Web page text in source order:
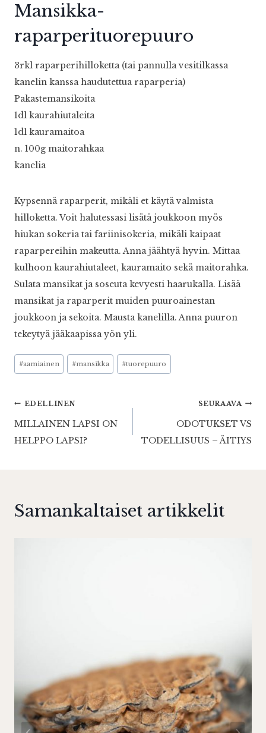
Mansikka-
raparperituorepuuro
3rkl raparperihilloketta (tai pannulla vesitilkassa
kanelin kanssa haudutettua raparperia)
Pakastemansikoita
1dl kaurahiutaleita
1dl kauramaitoa
n. 100g maitorahkaa
kanelia
Kypsennä raparperit, mikäli et käytä valmista
hilloketta. Voit halutessasi lisätä joukkoon myös
hiukan sokeria tai fariinisokeria, mikäli kaipaat
raparpereihin makeutta. Anna jäähtyä hyvin. Mittaa
kulhoon kaurahiutaleet, kauramaito sekä maitorahka.
Sulata mansikat ja soseuta kevyesti haarukalla. Lisää
mansikat ja raparperit muiden puuroainestan
joukkoon ja sekoita. Mausta kanelilla. Anna puuron
tekeytyä jääkaapissa yön yli.
Avainsanat:
#aamiainen #mansikka #tuorepuuro
Artikkelien
selaus
EDELLINEN
MILLAINEN LAPSI ON
HELPPO LAPSI?
SEURAAVA
ODOTUKSET VS
TODELLISUUS – ÄITIYS
Samankaltaiset artikkelit